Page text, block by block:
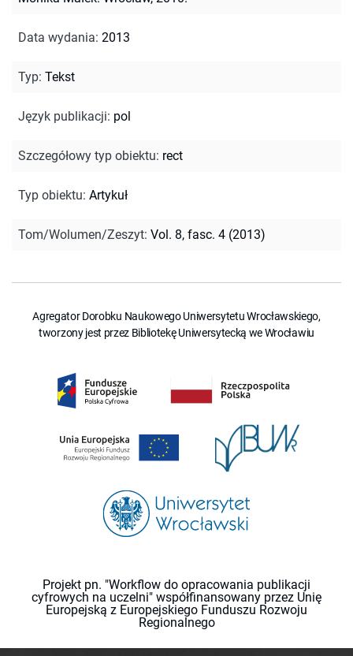
Data wydania: 2013
Typ: Tekst
Język publikacji: pol
Szczegółowy typ obiektu: rect
Typ obiektu: Artykuł
Tom/Wolumen/Zeszyt: Vol. 8, fasc. 4 (2013)
Agregator Dorobku Naukowego Uniwersytetu Wrocławskiego,
tworzony jest przez Bibliotekę Uniwersytecką we Wrocławiu
Projekt pn. "Workflow do opracowania publikacji
cyfrowych na uczelni" współfinansowany przez Unię
Europejską z Europejskiego Funduszu Rozwoju
Regionalnego